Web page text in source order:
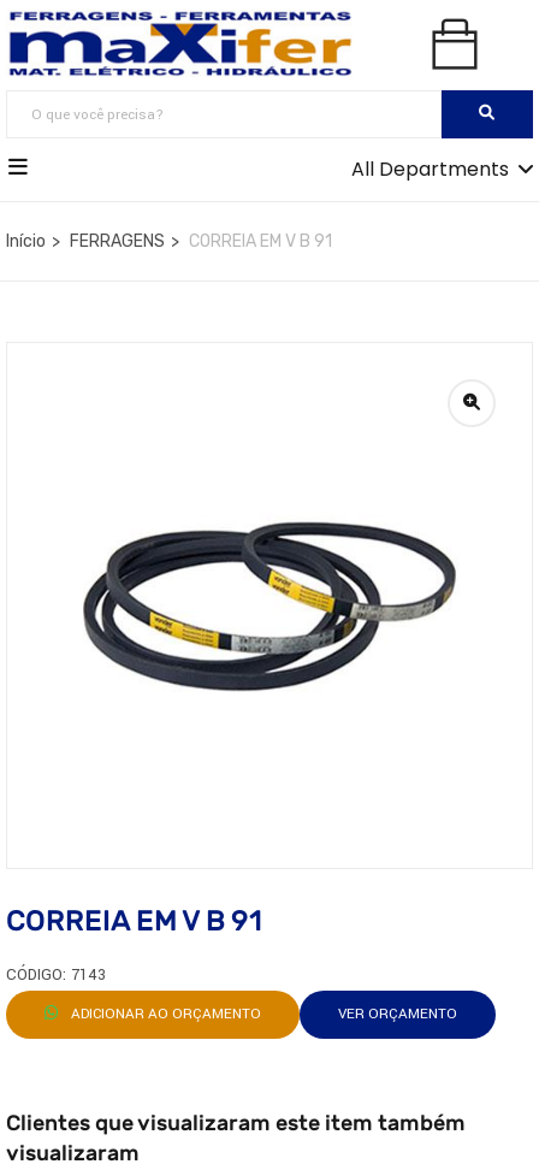
All Departments
Início FERRAGENS CORREIA EM V B 91
CORREIA EM V B 91
CÓDIGO: 7143
ADICIONAR AO ORÇAMENTO VER ORÇAMENTO
Clientes que visualizaram este item também
visualizaram